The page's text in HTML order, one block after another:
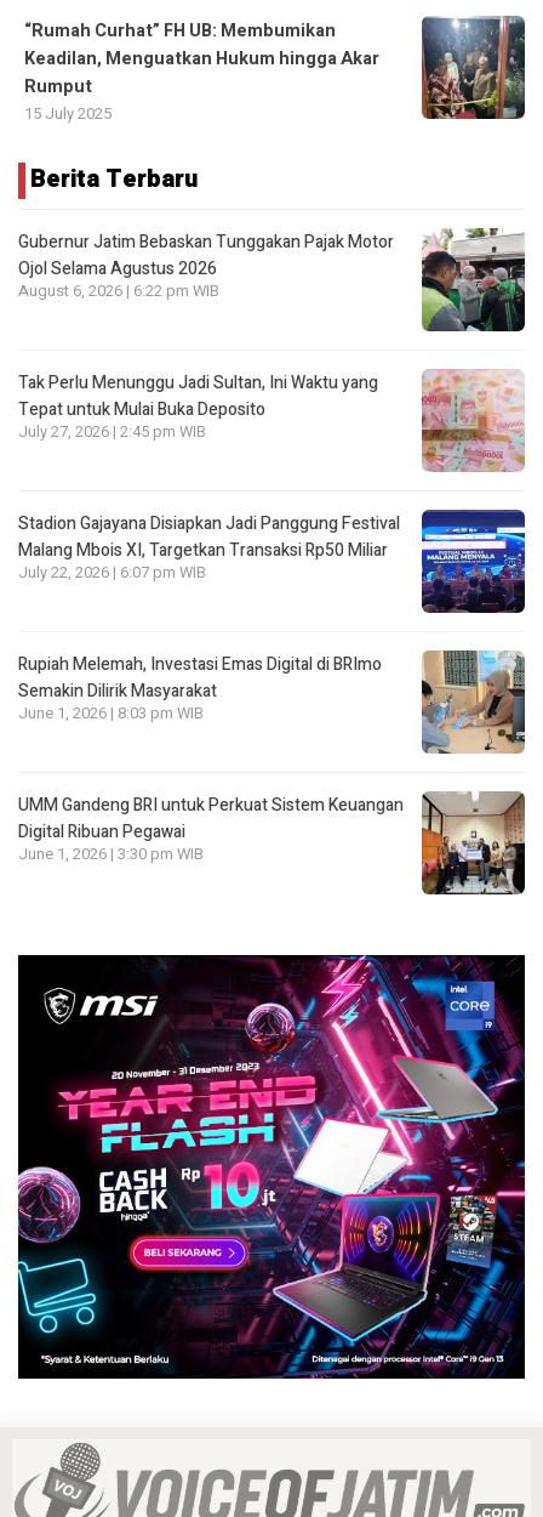
“Rumah Curhat” FH UB: Membumikan
Keadilan, Menguatkan Hukum hingga Akar
Rumput
15 July 2025
Berita Terbaru
Gubernur Jatim Bebaskan Tunggakan Pajak Motor
Ojol Selama Agustus 2026
August 6, 2026 | 6:22 pm WIB
Tak Perlu Menunggu Jadi Sultan, Ini Waktu yang
Tepat untuk Mulai Buka Deposito
July 27, 2026 | 2:45 pm WIB
Stadion Gajayana Disiapkan Jadi Panggung Festival
Malang Mbois XI, Targetkan Transaksi Rp50 Miliar
July 22, 2026 | 6:07 pm WIB
Rupiah Melemah, Investasi Emas Digital di BRImo
Semakin Dilirik Masyarakat
June 1, 2026 | 8:03 pm WIB
UMM Gandeng BRI untuk Perkuat Sistem Keuangan
Digital Ribuan Pegawai
June 1, 2026 | 3:30 pm WIB